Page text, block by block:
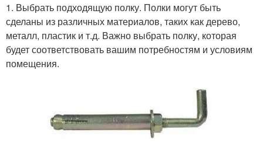
1. Выбрать подходящую полку. Полки могут быть
сделаны из различных материалов, таких как дерево,
металл, пластик и т.д. Важно выбрать полку, которая
будет соответствовать вашим потребностям и условиям
помещения.